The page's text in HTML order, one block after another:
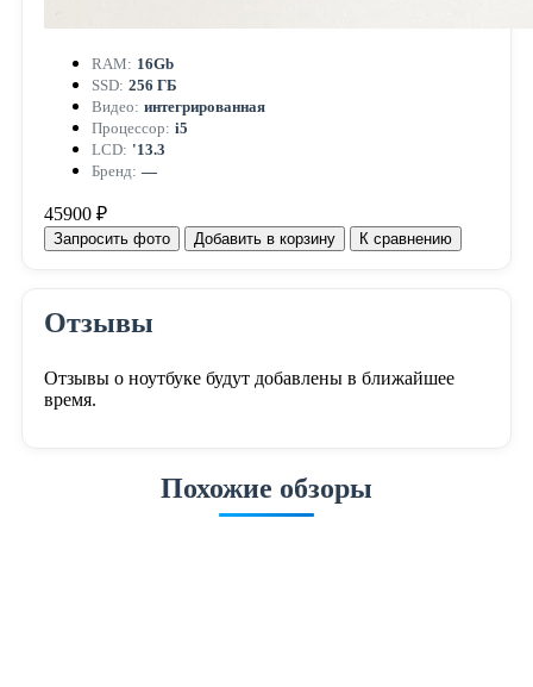
RAM: 16Gb
SSD: 256 ГБ
Видео: интегрированная
Процессор: i5
LCD: '13.3
Бренд: —
45900 ₽
Запросить фото Добавить в корзину К сравнению
Отзывы
Отзывы о ноутбуке будут добавлены в ближайшее
время.
Похожие обзоры